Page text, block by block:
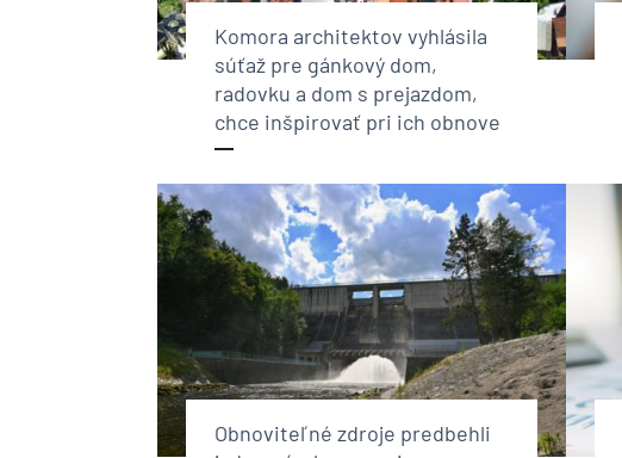
Komora architektov vyhlásila
súťaž pre gánkový dom,
radovku a dom s prejazdom,
chce inšpirovať pri ich obnove
Obnoviteľné zdroje predbehli